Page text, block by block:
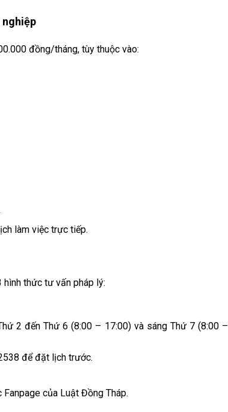
nghiệp
đồng/tháng, tùy thuộc vào:
làm việc trực tiếp.
hình thức tư vấn pháp lý:
2 đến Thứ 6 (8:00 – 17:00) và sáng Thứ 7 (8:00 –
để đặt lịch trước.
của Luật Đồng Tháp.